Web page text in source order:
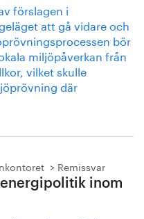
förslagen i
att gå vidare och
bör
miljöpåverkan från
vilket skulle
där
Remissvar
inom